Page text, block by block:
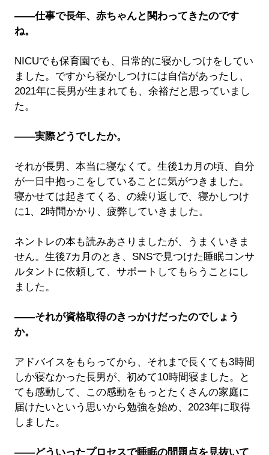
――仕事で長年、赤ちゃんと関わってきたのです
ね。
NICUでも保育園でも、日常的に寝かしつけをしてい
ました。ですから寝かしつけには自信があったし、
2021年に長男が生まれても、余裕だと思っていまし
た。
――実際どうでしたか。
それが長男、本当に寝なくて。生後1カ月の頃、自分
が一日中抱っこをしていることに気がつきました。
寝かせては起きてくる、の繰り返しで、寝かしつけ
に1、2時間かかり、疲弊していきました。
ネントレの本も読みあさりましたが、うまくいきま
せん。生後7カ月のとき、SNSで見つけた睡眠コンサ
ルタントに依頼して、サポートしてもらうことにし
ました。
――それが資格取得のきっかけだったのでしょう
か。
アドバイスをもらってから、それまで長くても3時間
しか寝なかった長男が、初めて10時間寝ました。と
ても感動して、この感動をもっとたくさんの家庭に
届けたいという思いから勉強を始め、2023年に取得
しました。
――どういったプロセスで睡眠の問題点を見抜いて